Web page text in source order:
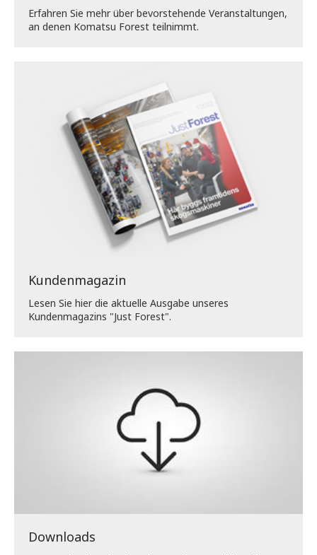
Erfahren Sie mehr über bevorstehende Veranstaltungen,
an denen Komatsu Forest teilnimmt.
Kundenmagazin
Lesen Sie hier die aktuelle Ausgabe unseres
Kundenmagazins "Just Forest".
Downloads